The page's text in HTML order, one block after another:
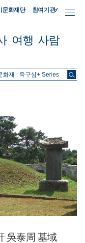
문화재단 참여기관/
여행 사람
吳泰周 墓域